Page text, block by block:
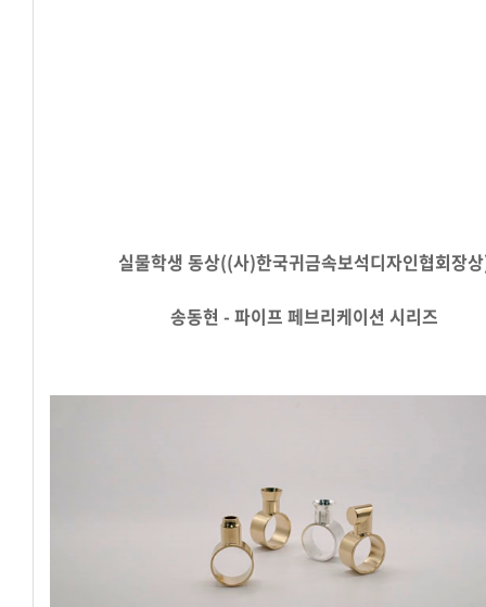
실물학생 동상((사)한국귀금속보석디자인협회장
송동현 - 파이프 페브리케이션 시리즈